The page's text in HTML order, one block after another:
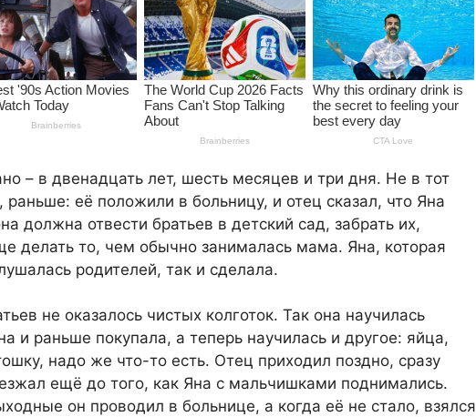
– в двенадцать лет, шесть месяцев и три дня. Не в тот
её положили в больницу, и отец сказал, что Яна
должна отвести братьев в детский сад, забрать их,
делать то, чем обычно занималась мама. Яна, которая
родителей, так и сделала.
не оказалось чистых колготок. Так она научилась
и раньше покупала, а теперь научилась и другое: яйца,
надо же что-то есть. Отец приходил поздно, сразу
ещё до того, как Яна с мальчишками поднимались.
он проводил в больнице, а когда её не стало, взялся